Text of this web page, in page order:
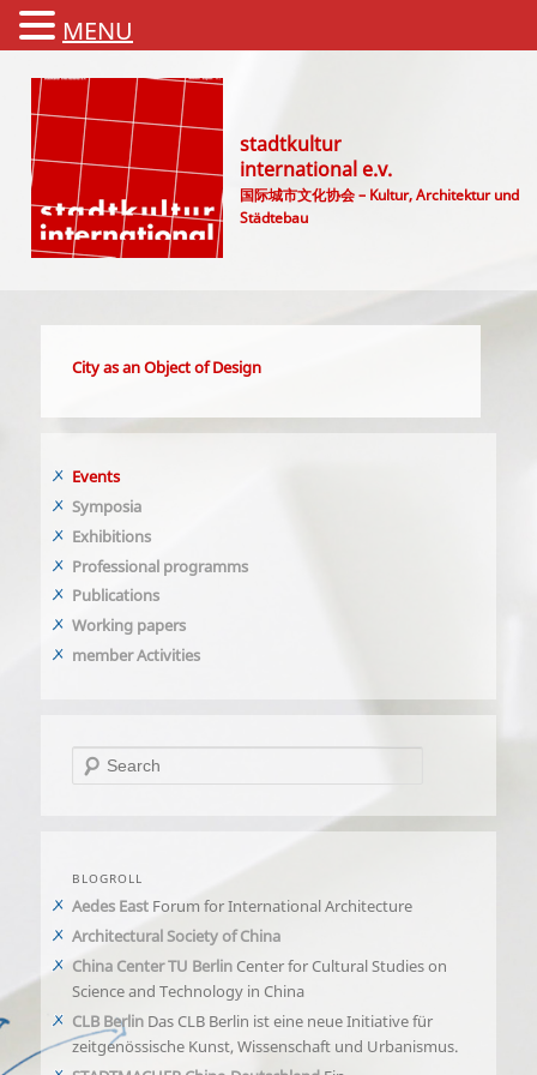
stadtkultur
international e.v.
国际城市文化协会 – Kultur, Architektur und
Städtebau
City as an Object of Design
Events
Symposia
Exhibitions
Professional programms
Publications
Working papers
member Activities
Search
BLOGROLL
Aedes East Forum for International Architecture
Architectural Society of China
China Center TU Berlin Center for Cultural Studies on
Science and Technology in China
CLB Berlin Das CLB Berlin ist eine neue Initiative für
zeitgenössische Kunst, Wissenschaft und Urbanismus.
MENU